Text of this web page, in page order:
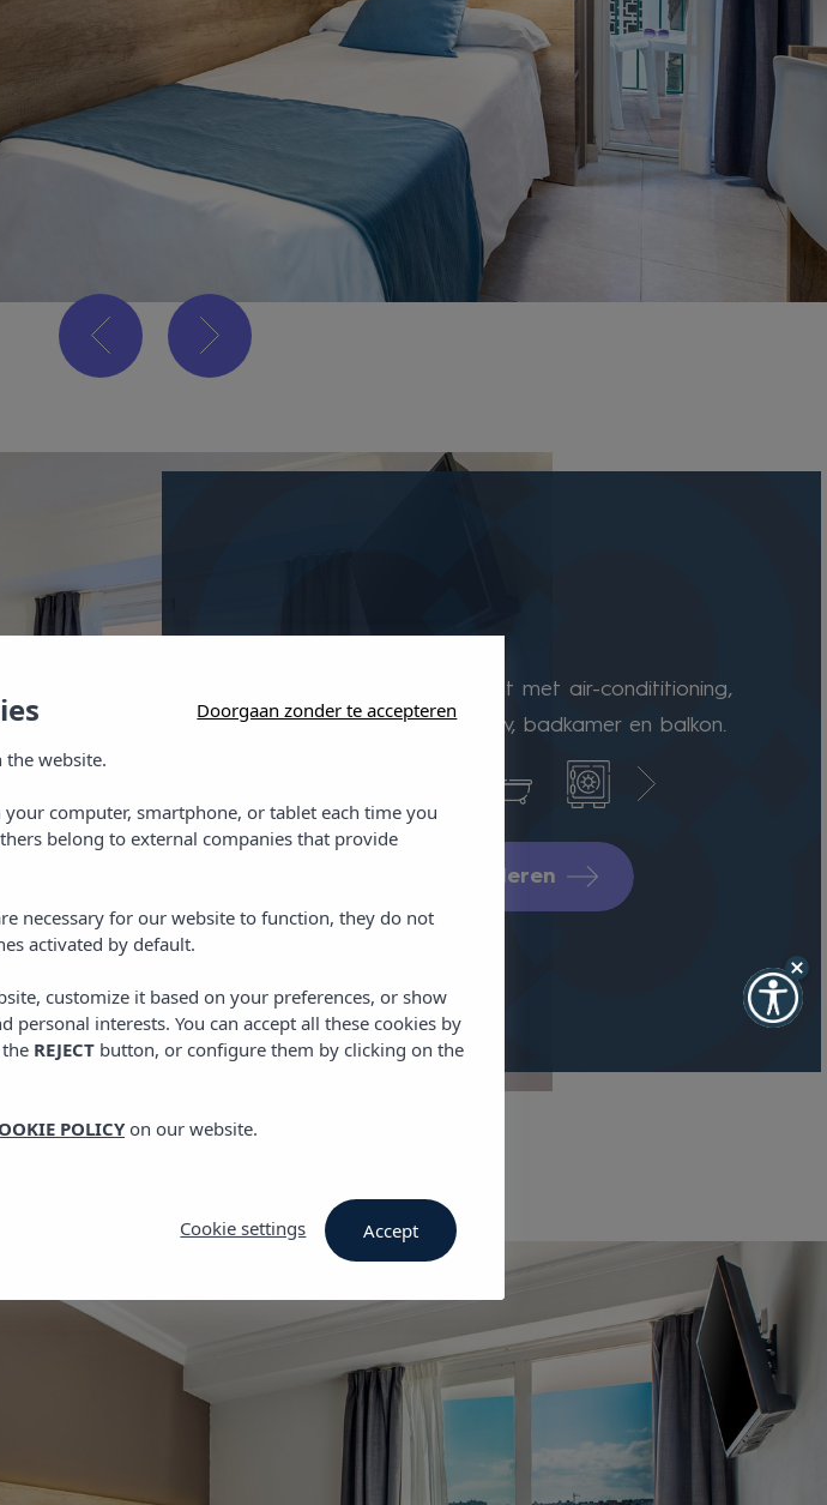
Dubbelkamer zijn goed uitgerust met air-condititioning,
verwarming, telefoon, satelliet-tv, badkamer en balkon.
Beschikbaarheid controleren
Doorgaan zonder te accepteren
website.
computer, smartphone, or tablet each time you
belong to external companies that provide
necessary for our website to function, they do not
activated by default.
customize it based on your preferences, or show
interests. You can accept all these cookies by
REJECTbutton, or configure them by clicking on the
POLICYon our website.
Cookie settings Accept